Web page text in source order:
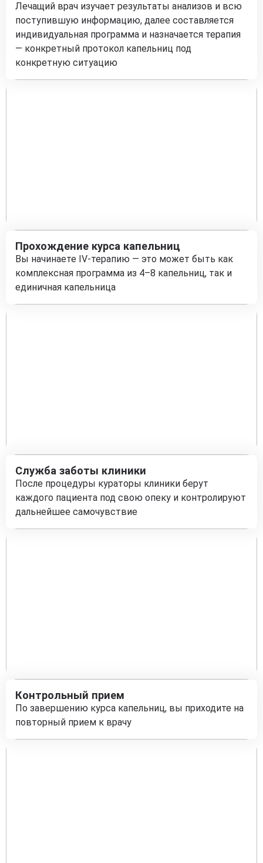
Лечащий врач изучает результаты анализов и всю
поступившую информацию, далее составляется
индивидуальная программа и назначается терапия
— конкретный протокол капельниц под
конкретную ситуацию
Прохождение курса капельниц
Вы начинаете IV-терапию — это может быть как
комплексная программа из 4–8 капельниц, так и
единичная капельница
Служба заботы клиники
После процедуры кураторы клиники берут
каждого пациента под свою опеку и контролируют
дальнейшее самочувствие
Контрольный прием
По завершению курса капельниц, вы приходите на
повторный прием к врачу